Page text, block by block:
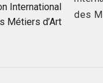
International
Métiers d’Art